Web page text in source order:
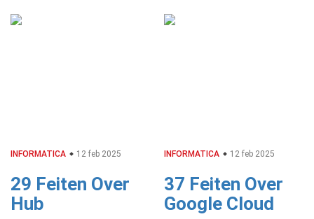
INFORMATICA 12 feb 2025
29 Feiten Over
Hub
INFORMATICA 12 feb 2025
37 Feiten Over
Google Cloud